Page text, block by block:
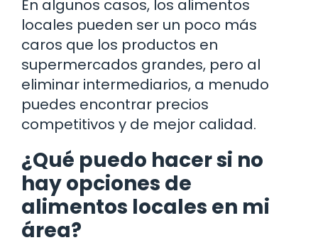
En algunos casos, los alimentos
locales pueden ser un poco más
caros que los productos en
supermercados grandes, pero al
eliminar intermediarios, a menudo
puedes encontrar precios
competitivos y de mejor calidad.
¿Qué puedo hacer si no
hay opciones de
alimentos locales en mi
área?